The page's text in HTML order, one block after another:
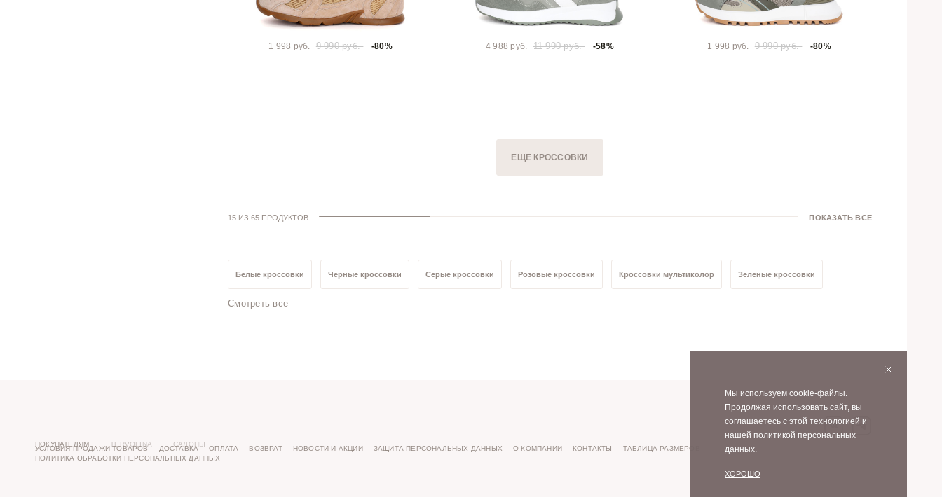
1 998 руб. 9 990 руб. -80% 4 988 руб. 11 990 руб. -58% 1 998 руб. 9 990 руб. -80%
ЕЩЕ КРОССОВКИ
15 ИЗ 65 ПРОДУКТОВ ПОКАЗАТЬ ВСЕ
Белые кроссовки Черные кроссовки Серые кроссовки Розовые кроссовки Кроссовки мультиколор Зеленые кроссовки
Кроссовки 39 размер Кроссовки 38 размер
Смотреть все
ПОКУПАТЕЛЯМ
УСЛОВИЯ ПРОДАЖИ ТОВАРОВ ДОСТАВКА ОПЛАТА ВОЗВРАТ НОВОСТИ И АКЦИИ ЗАЩИТА ПЕРСОНАЛЬНЫХ ДАННЫХ О КОМПАНИИ КОНТАКТЫ
ТАБЛИЦА РАЗМЕРОВ
ПОЛИТИКА ОБРАБОТКИ ПЕРСОНАЛЬНЫХ ДАННЫХ
TERVOLINA САЛОНЫ
Мы используем cookie-файлы.
Продолжая использовать сайт, вы
соглашаетесь с этой технологией и
нашей политикой персональных
данных.
ХОРОШО